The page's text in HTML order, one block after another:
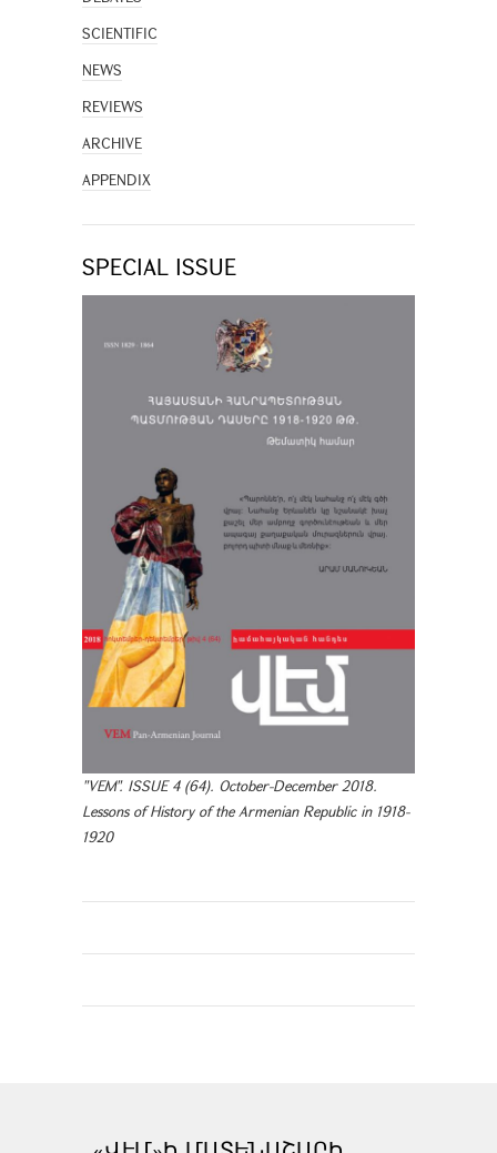
SCIENTIFIC
NEWS
REVIEWS
ARCHIVE
APPENDIX
SPECIAL ISSUE
"VEM". ISSUE 4 (64). October-December 2018.
Lessons of History of the Armenian Republic in 1918-
1920